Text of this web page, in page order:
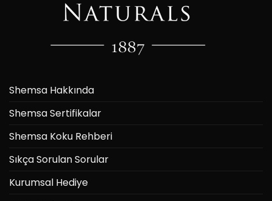
Shemsa Hakkında
Shemsa Sertifikalar
Shemsa Koku Rehberi
Sıkça Sorulan Sorular
Kurumsal Hediye